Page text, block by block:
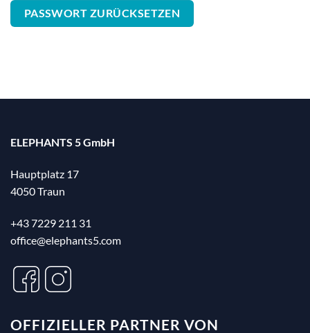
PASSWORT ZURÜCKSETZEN
ELEPHANTS 5 GmbH
Hauptplatz 17
4050 Traun
+43 7229 211 31
office@elephants5.com
OFFIZIELLER PARTNER VON